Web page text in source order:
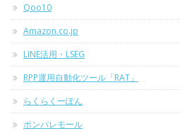
Qoo10
Amazon.co.jp
LINE活用・LSEG
RPP運用自動化ツール「RAT」
らくらくーぽん
ポンパレモール